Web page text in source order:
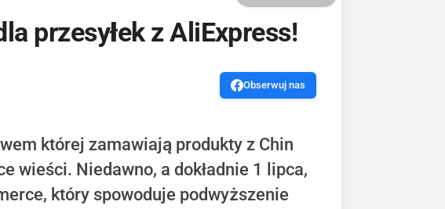
przesyłek z AliExpress!
Obserwuj nas
której zamawiają produkty z Chin
wieści. Niedawno, a dokładnie 1 lipca,
który spowoduje podwyższenie